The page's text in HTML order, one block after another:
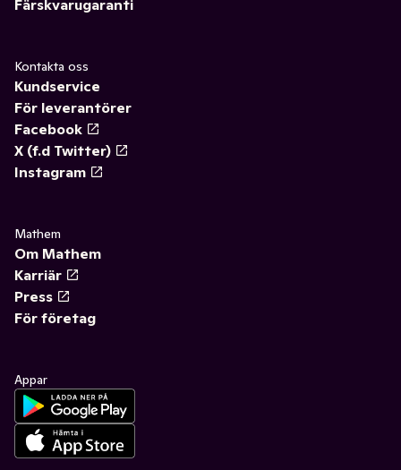
Färskvarugaranti
Kontakta oss
Kundservice
För leverantörer
Facebook
X (f.d Twitter)
Instagram
Mathem
Om Mathem
Karriär
Press
För företag
Appar